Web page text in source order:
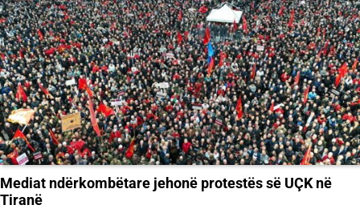
Mediat ndërkombëtare jehonë protestës së UÇK në
Tiranë